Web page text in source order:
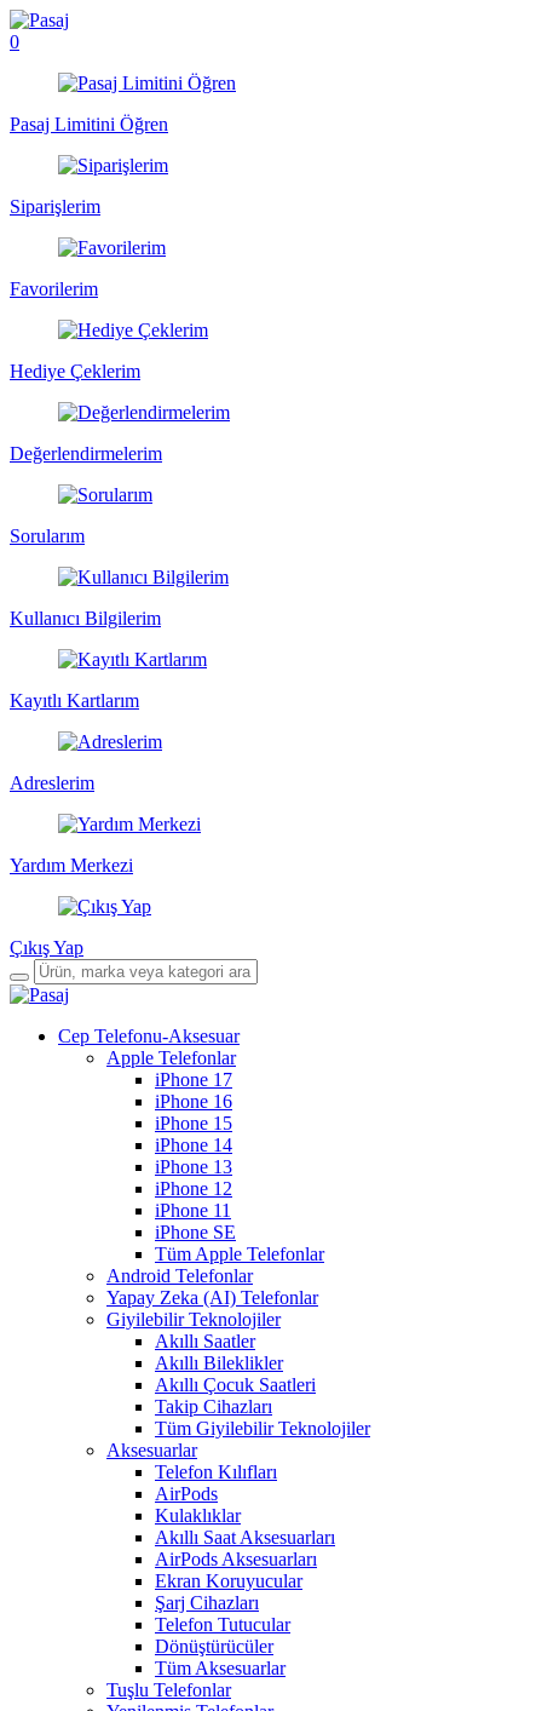
0
Pasaj Limitini Öğren
Siparişlerim
Favorilerim
Hediye Çeklerim
Değerlendirmelerim
Sorularım
Kullanıcı Bilgilerim
Kayıtlı Kartlarım
Adreslerim
Yardım Merkezi
Çıkış Yap
Cep Telefonu-Aksesuar
Apple Telefonlar
iPhone 17
iPhone 16
iPhone 15
iPhone 14
iPhone 13
iPhone 12
iPhone 11
iPhone SE
Tüm Apple Telefonlar
Android Telefonlar
Yapay Zeka (AI) Telefonlar
Giyilebilir Teknolojiler
Akıllı Saatler
Akıllı Bileklikler
Akıllı Çocuk Saatleri
Takip Cihazları
Tüm Giyilebilir Teknolojiler
Aksesuarlar
Telefon Kılıfları
AirPods
Kulaklıklar
Akıllı Saat Aksesuarları
AirPods Aksesuarları
Ekran Koruyucular
Şarj Cihazları
Telefon Tutucular
Dönüştürücüler
Tüm Aksesuarlar
Tuşlu Telefonlar